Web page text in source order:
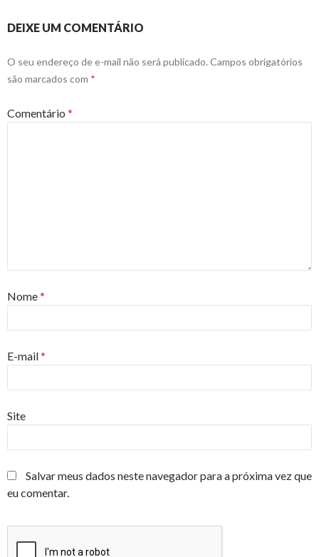
DEIXE UM COMENTÁRIO
O seu endereço de e-mail não será publicado. Campos obrigatórios
são marcados com *
Comentário *
Nome*
E-mail*
Site
Salvar meus dados neste navegador para a próxima vez que
eu comentar.